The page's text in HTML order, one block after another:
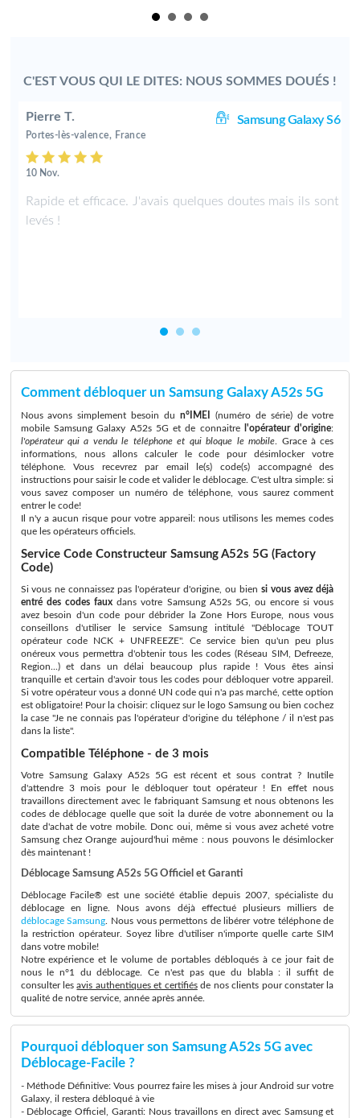
C'EST VOUS QUI LE DITES: NOUS SOMMES DOUÉS !
Pierre T. Samsung Galaxy S6
Portes-lès-valence, France
10 Nov.
Rapide et efficace. J'avais quelques doutes mais ils sont
levés !
Comment débloquer un Samsung Galaxy A52s 5G
Nous avons simplement besoin du n°IMEI
(numéro de série) de votre
mobile Samsung Galaxy A52s 5G et de connaitre
l'opérateur d'origine:
l'opérateur qui a vendu le téléphone et qui bloque le mobile . Grace à ces
informations, nous allons calculer le code pour désimlocker votre
téléphone. Vous recevrez par email le(s) code(s) accompagné des
instructions pour saisir le code et valider le déblocage. C'est ultra simple: si
vous savez composer un numéro de téléphone, vous saurez comment
entrer le code!
Il n'y a aucun risque pour votre appareil: nous utilisons les memes codes
que les opérateurs officiels.
Service Code Constructeur Samsung A52s 5G (Factory
Code)
Si vous ne connaissez pas l'opérateur d'origine, ou bien si vous avez déjà
entré des codes faux dans votre Samsung A52s 5G, ou encore si vous
avez besoin d'un code pour débrider la Zone Hors Europe, nous vous
conseillons d'utiliser le service Samsung intitulé "Déblocage TOUT
opérateur code NCK + UNFREEZE". Ce service bien qu'un peu plus
onéreux vous permettra d'obtenir tous les codes (Réseau SIM, Defreeze,
Region...) et dans un délai beaucoup plus rapide ! Vous êtes ainsi
tranquille et certain d'avoir tous les codes pour débloquer votre appareil.
Si votre opérateur vous a donné UN code qui n'a pas marché, cette option
est obligatoire! Pour la choisir: cliquez sur le logo Samsung ou bien cochez
la case "Je ne connais pas l'opérateur d'origine du téléphone / il n'est pas
dans la liste".
Compatible Téléphone - de 3 mois
Votre Samsung Galaxy A52s 5G est récent et sous contrat ? Inutile
d'attendre 3 mois pour le débloquer tout opérateur ! En effet nous
travaillons directement avec le fabriquant Samsung et nous obtenons les
codes de déblocage quelle que soit la durée de votre abonnement ou la
date d'achat de votre mobile. Donc oui, même si vous avez acheté votre
Samsung chez Orange aujourd'hui même : nous pouvons le désimlocker
dès maintenant !
Déblocage Samsung A52s 5G Officiel et Garanti
Déblocage Facile® est une société établie depuis 2007, spécialiste du
déblocage en ligne. Nous avons déjà effectué plusieurs milliers de
déblocage Samsung . Nous vous permettons de libérer votre téléphone de
la restriction opérateur. Soyez libre d'utiliser n'importe quelle carte SIM
dans votre mobile!
Notre expérience et le volume de portables débloqués à ce jour fait de
nous le n°1 du déblocage. Ce n'est pas que du blabla : il suffit de
consulter lesavis authentiques et certifiésde nos clients pour constater la
qualité de notre service, année après année.
Pourquoi débloquer son Samsung A52s 5G avec
Déblocage-Facile ?
- Méthode Définitive: Vous pourrez faire les mises à jour Android sur votre
Galaxy, il restera débloqué à vie
- Déblocage Officiel, Garanti: Nous travaillons en direct avec Samsung et